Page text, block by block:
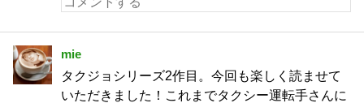
mie
タクジョシリーズ2作目。今回も楽しく読ませて
いただきました！これまでタクシー運転手さんに